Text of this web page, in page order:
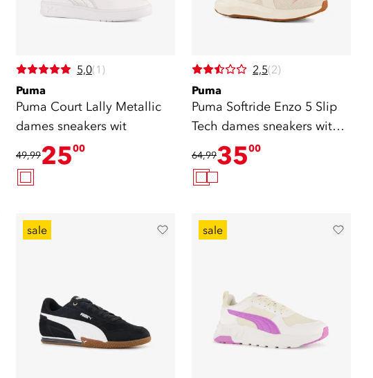
5,0(1)
Puma
Puma Court Lally Metallic
dames sneakers wit
49,992500
2,5(2)
Puma
Puma Softride Enzo 5 Slip
Tech dames sneakers wit
64,993500
sale sale